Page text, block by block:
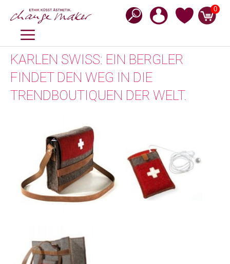
Inhalt
0
MENÜ
KARLEN SWISS: EIN BERGLER
FINDET DEN WEG IN DIE
TRENDBOUTIQUEN DER WELT.